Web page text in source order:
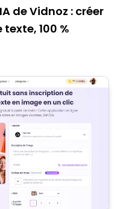
de Vidnoz : créer
100 %